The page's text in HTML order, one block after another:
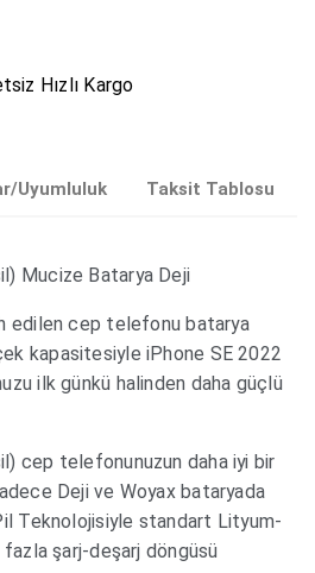
Hızlı Kargo
Uyumluluk Taksit Tablosu
Mucize Batarya Deji
edilen cep telefonu batarya
kapasitesiyle iPhone SE 2022
ilk günkü halinden daha güçlü
cep telefonunuzun daha iyi bir
Deji ve Woyax bataryada
Teknolojisiyle standart Lityum-
fazla şarj-deşarj döngüsü